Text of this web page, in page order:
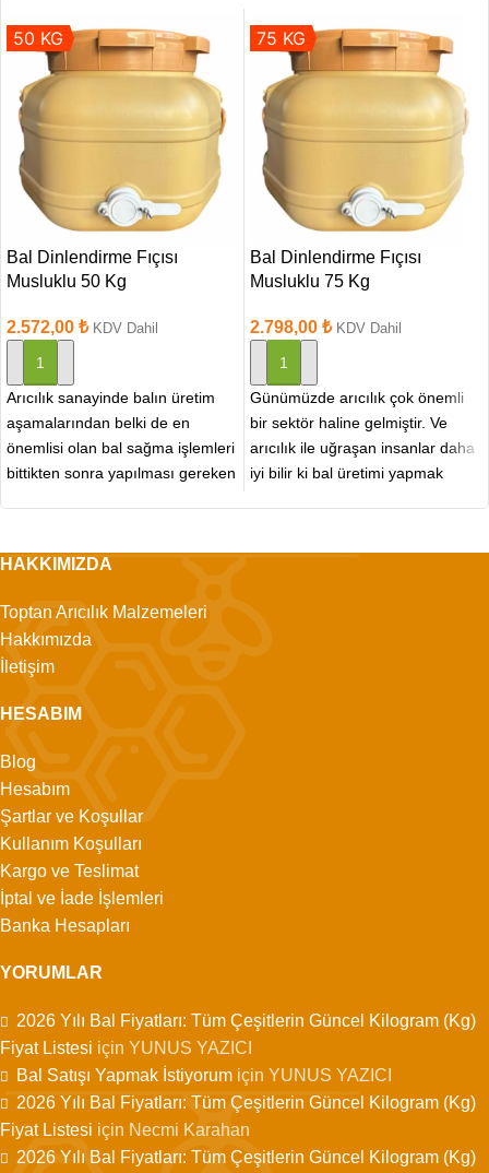
50 KG
Bal Dinlendirme Fıçısı
Musluklu 50 Kg
2.572,00 ₺ KDV Dahil
SEPETE EKLE
Arıcılık sanayinde balın üretim
aşamalarından belki de en
önemlisi olan bal sağma işlemleri
bittikten sonra yapılması gereken
75 KG
Bal Dinlendirme Fıçısı
Musluklu 75 Kg
2.798,00 ₺ KDV Dahil
SEPETE EKLE
Günümüzde arıcılık çok önemli
bir sektör haline gelmiştir. Ve
arıcılık ile uğraşan insanlar daha
iyi bilir ki bal üretimi yapmak
HAKKIMIZDA
Toptan Arıcılık Malzemeleri
Hakkımızda
İletişim
HESABIM
Blog
Hesabım
Şartlar ve Koşullar
Kullanım Koşulları
Kargo ve Teslimat
İptal ve İade İşlemleri
Banka Hesapları
YORUMLAR
2026 Yılı Bal Fiyatları: Tüm Çeşitlerin Güncel Kilogram (Kg)
Fiyat Listesi için YUNUS YAZICI
Bal Satışı Yapmak İstiyorum için YUNUS YAZICI
2026 Yılı Bal Fiyatları: Tüm Çeşitlerin Güncel Kilogram (Kg)
Fiyat Listesi için Necmi Karahan
2026 Yılı Bal Fiyatları: Tüm Çeşitlerin Güncel Kilogram (Kg)